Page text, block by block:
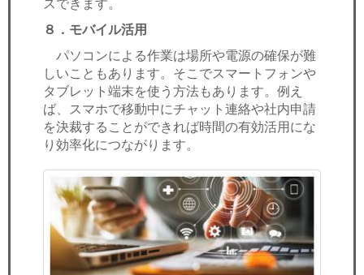
スできます。
８．モバイル活用
パソコンによる作業は場所や電源の確保が難
しいこともあります。そこでスマートフォンや
タブレット端末を使う方法もあります。例え
ば、スマホで移動中にチャット連絡や社内申請
を決裁することができれば時間の有効活用にな
り効率化につながります。